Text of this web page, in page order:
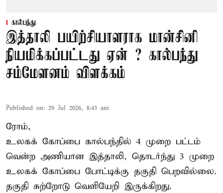
கால்பந்து
இத்தாலி பயிற்சியாளராக மான்சினி
நியமிக்கப்பட்டது ஏன் ? கால்பந்து
சம்மேளனம் விளக்கம்
Published on: 29 Jul 2026, 8:43 am
ரோம்,
உலகக் கோப்பை கால்பந்தில் 4 முறை பட்டம்
வென்ற அணியான இத்தாலி, தொடர்ந்து 3 முறை
உலகக் கோப்பை போட்டிக்கு தகுதி பெறவில்லை.
தகுதி சுற்றோடு வெளியேறி இருக்கிறது.